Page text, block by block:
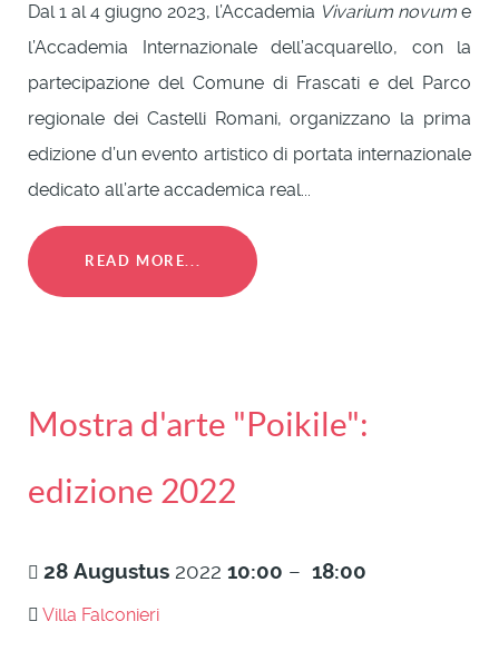
Dal 1 al 4 giugno 2023, l’Accademia Vivarium novum e
l’Accademia Internazionale dell’acquarello, con la
partecipazione del Comune di Frascati e del Parco
regionale dei Castelli Romani, organizzano la prima
edizione d’un evento artistico di portata internazionale
dedicato all’arte accademica real...
READ MORE...
Mostra d'arte "Poikile":
edizione 2022
28 Augustus 2022 10:00 – 18:00
Villa Falconieri